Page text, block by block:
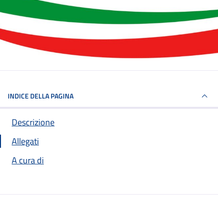
INDICE DELLA PAGINA
Descrizione
Allegati
A cura di